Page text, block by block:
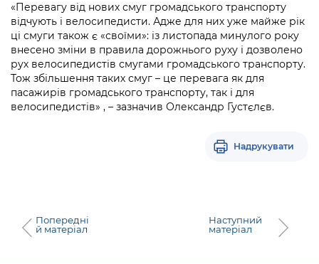
«Перевагу від нових смуг громадського транспорту
відчують і велосипедисти. Адже для них уже майже рік
ці смуги також є «своїми»: із листопада минулого року
внесено зміни в правила дорожнього руху і дозволено
рух велосипедистів смугами громадського транспорту.
Тож збільшення таких смуг – це перевага як для
пасажирів громадського транспорту, так і для
велосипедистів» , – зазначив Олександр Густєлєв.
Надрукувати
Попередні
й матеріал
Наступний
матеріал